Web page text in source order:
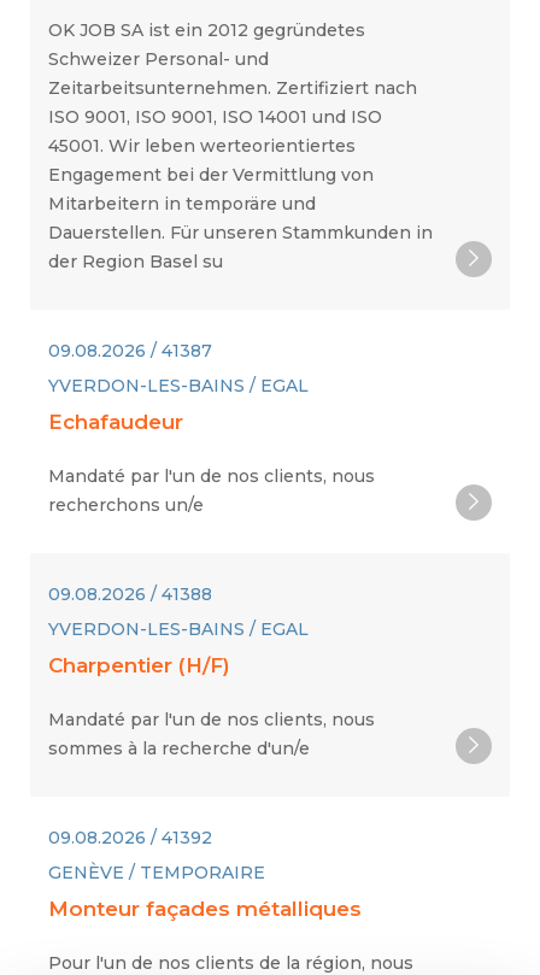
OK JOB SA ist ein 2012 gegründetes
Schweizer Personal- und
Zeitarbeitsunternehmen. Zertifiziert nach
ISO 9001, ISO 9001, ISO 14001 und ISO
45001. Wir leben werteorientiertes
Engagement bei der Vermittlung von
Mitarbeitern in temporäre und
Dauerstellen. Für unseren Stammkunden in
der Region Basel su
09.08.2026 / 41387
YVERDON-LES-BAINS / EGAL
Echafaudeur
Mandaté par l'un de nos clients, nous
recherchons un/e
09.08.2026 / 41388
YVERDON-LES-BAINS / EGAL
Charpentier (H/F)
Mandaté par l'un de nos clients, nous
sommes à la recherche d'un/e
09.08.2026 / 41392
GENÈVE / TEMPORAIRE
Monteur façades métalliques
Pour l'un de nos clients de la région, nous